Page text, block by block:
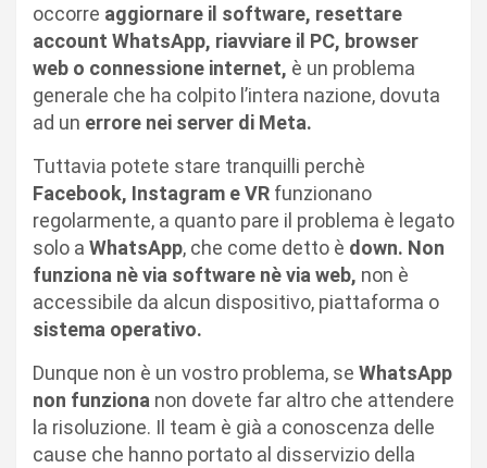
occorre aggiornare il software, resettare
account WhatsApp, riavviare il PC, browser
web o connessione internet, è un problema
generale che ha colpito l’intera nazione, dovuta
ad un errore nei server di Meta.
Tuttavia potete stare tranquilli perchè
Facebook, Instagram e VR funzionano
regolarmente, a quanto pare il problema è legato
solo a WhatsApp, che come detto è down. Non
funziona nè via software nè via web, non è
accessibile da alcun dispositivo, piattaforma o
sistema operativo.
Dunque non è un vostro problema, se WhatsApp
non funziona non dovete far altro che attendere
la risoluzione. Il team è già a conoscenza delle
cause che hanno portato al disservizio della